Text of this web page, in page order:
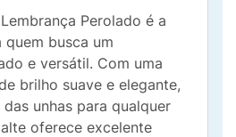
Perolado é a
busca um
e versátil. Com uma
brilho suave e elegante,
unhas para qualquer
oferece excelente